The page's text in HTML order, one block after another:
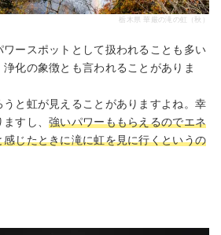
栃木県 華厳の滝の虹（秋）
ースポットとして扱われることも多い
化の象徴とも言われることがありま
と虹が見えることがありますよね。幸
ますし、強いパワーももらえるのでエネ
じたときに滝に虹を見に行くというの